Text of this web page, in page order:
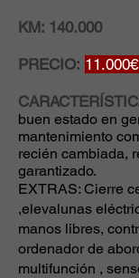
KM: 140.000
PRECIO:
buen estado en
mantenimiento
recién cambiada,
garantizado.
EXTRAS: Cierre
,elevalunas
manos libres,
ordenador de
multifunción ,